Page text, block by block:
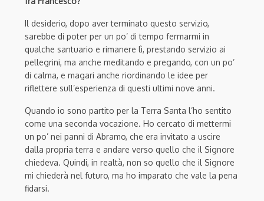
Il desiderio, dopo aver terminato questo servizio,
sarebbe di poter per un po’ di tempo fermarmi in
qualche santuario e rimanere lì, prestando servizio ai
pellegrini, ma anche meditando e pregando, con un po’
di calma, e magari anche riordinando le idee per
riflettere sull’esperienza di questi ultimi nove anni.
Quando io sono partito per la Terra Santa l’ho sentito
come una seconda vocazione. Ho cercato di mettermi
un po’ nei panni di Abramo, che era invitato a uscire
dalla propria terra e andare verso quello che il Signore
chiedeva. Quindi, in realtà, non so quello che il Signore
mi chiederà nel futuro, ma ho imparato che vale la pena
fidarsi.